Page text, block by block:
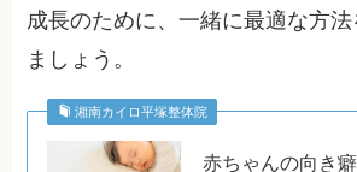
成長のために、一緒に最適な方法
ましょう。
湘南カイロ平塚整体院
赤ちゃんの向き